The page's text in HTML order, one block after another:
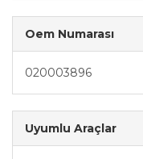
Oem Numarası
020003896
Uyumlu Araçlar